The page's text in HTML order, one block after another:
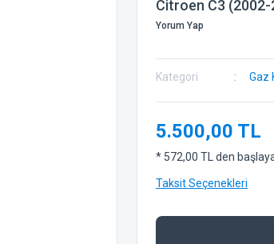
Citroen C3
Yorum Yap
Kategori Gaz
5.500,00 TL
* 572,00 TL den
Taksit Seçenekleri